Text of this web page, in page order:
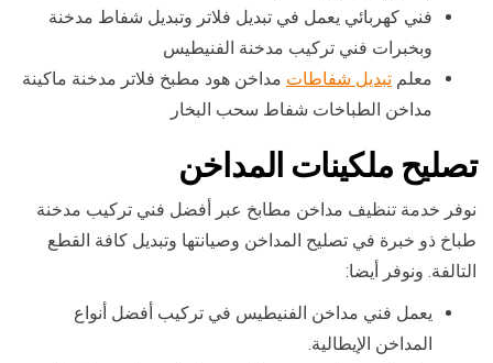
فني كهربائي يعمل في تبديل فلاتر وتبديل شفاط مدخنة
وبخبرات فني تركيب مدخنة الفنيطيس
معلم تبديل شفاطات مداخن هود مطبخ فلاتر مدخنة ماكينة
مداخن الطباخات شفاط سحب البخار
تصليح ملكينات المداخن
نوفر خدمة تنظيف مداخن مطابخ عبر أفضل فني تركيب مدخنة
طباخ ذو خبرة في تصليح المداخن وصيانتها وتبديل كافة القطع
التالفة. ونوفر أيضا:
يعمل فني مداخن الفنيطيس في تركيب أفضل أنواع
المداخن الإيطالية.